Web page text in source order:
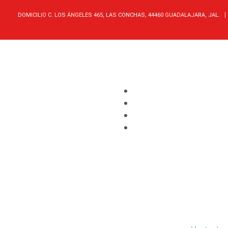
DOMICILIO C. LOS ÁNGELES 465, LAS CONCHAS, 44460 GUADALAJARA, JAL.